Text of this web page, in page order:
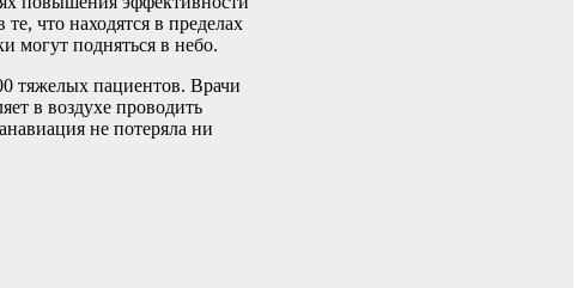
что находятся в пределах
могут подняться в небо.
тяжелых пациентов. Врачи
в воздухе проводить
не потеряла ни